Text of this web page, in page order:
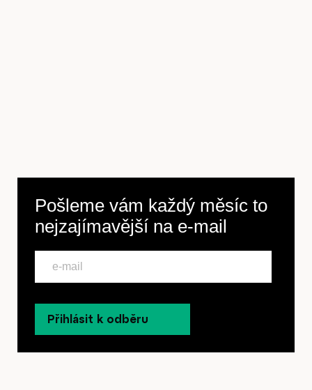
Pošleme vám každý měsíc to
nejzajímavější na e-mail
Přihlásit k odběru